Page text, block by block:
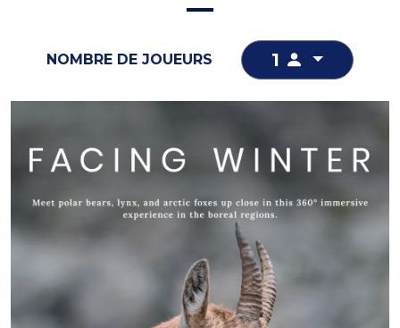
NOMBRE DE JOUEURS 1